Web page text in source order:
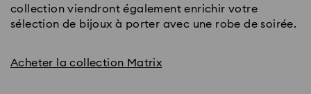
collection viendront également enrichir votre
sélection de bijoux à porter avec une robe de soirée.
Acheter la collection Matrix